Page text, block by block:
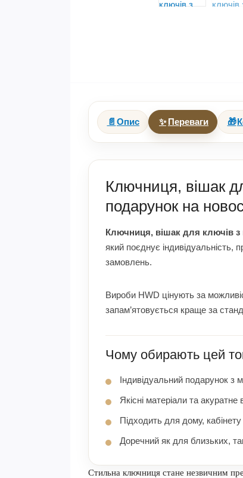
📄 Опис ✨ Переваги 🎁
Ключниця, вішак
подарунок на
Ключниця, вішак для ключів
який поєднує індивідуальність,
замовлень.
Вироби HWD цінують за
запам’ятовується краще за
Чому обирають цей
Індивідуальний подарунок з
Якісні матеріали та акуратне
Підходить для дому,
Доречний як для близьких,
Стильна ключниця стане незвичним